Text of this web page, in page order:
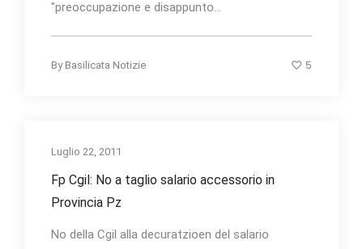
"preoccupazione e disappunto...
By Basilicata Notizie 5
Luglio 22, 2011
Fp Cgil: No a taglio salario accessorio in
Provincia Pz
No della Cgil alla decuratzioen del salario